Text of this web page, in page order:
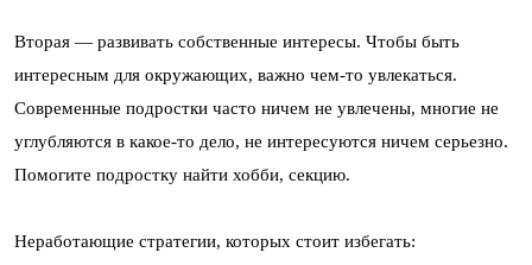
Вторая — развивать собственные интересы. Чтобы быть
интересным для окружающих, важно чем-то увлекаться.
Современные подростки часто ничем не увлечены, многие не
углубляются в какое-то дело, не интересуются ничем серьезно.
Помогите подростку найти хобби, секцию.
Неработающие стратегии, которых стоит избегать: